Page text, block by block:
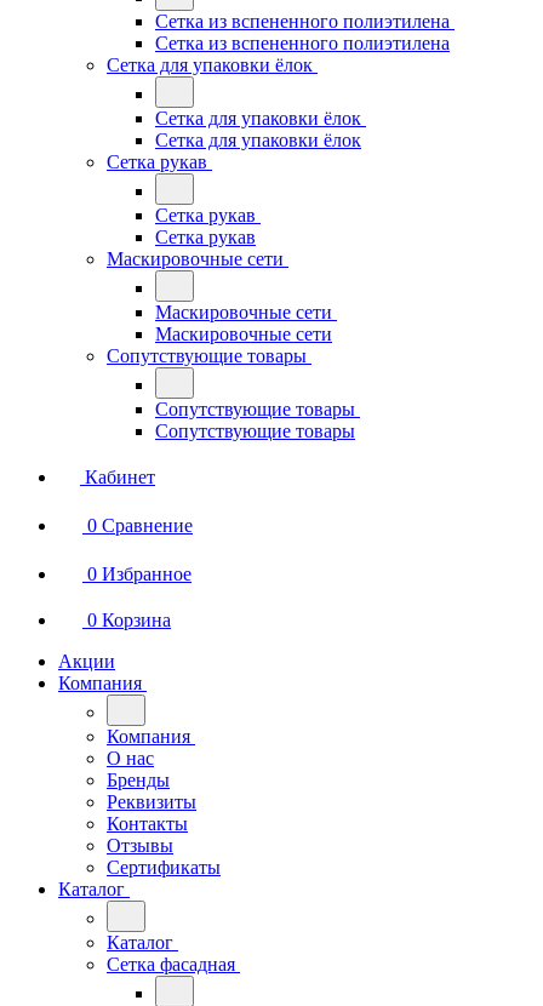
Сетка из вспененного полиэтилена
Сетка из вспененного полиэтилена
Сетка для упаковки ёлок
Сетка для упаковки ёлок
Сетка для упаковки ёлок
Сетка рукав
Сетка рукав
Сетка рукав
Маскировочные сети
Маскировочные сети
Маскировочные сети
Сопутствующие товары
Сопутствующие товары
Сопутствующие товары
Кабинет
0 Сравнение
0 Избранное
0 Корзина
Акции
Компания
Компания
О нас
Бренды
Реквизиты
Контакты
Отзывы
Сертификаты
Каталог
Каталог
Сетка фасадная